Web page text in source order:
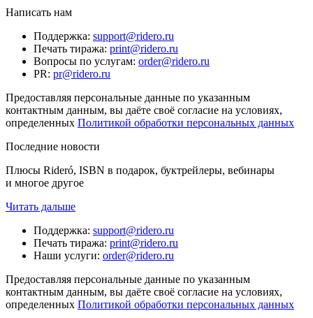
Написать нам
Поддержка: support@ridero.ru
Печать тиража: print@ridero.ru
Вопросы по услугам: order@ridero.ru
PR: pr@ridero.ru
Предоставляя персональные данные по указанным
контактным данным, вы даёте своё согласие на условиях,
определенных Политикой обработки персональных данных
Последние новости
Плюсы Rideró, ISBN в подарок, буктрейлеры, вебинары
и многое другое
Читать дальше
Поддержка: support@ridero.ru
Печать тиража: print@ridero.ru
Наши услуги: order@ridero.ru
Предоставляя персональные данные по указанным
контактным данным, вы даёте своё согласие на условиях,
определенных Политикой обработки персональных данных